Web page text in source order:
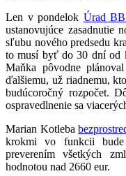
Len v pondelok Úrad
ustanovujúce zasadnutie
sľubu nového predsedu
to musí byť do 30 dní od
Maňka pôvodne
ďalšiemu, už riadnemu,
budúcoročný rozpočet.
ospravedlnenie sa
Marian Kotleba
krokmi vo funkcii bude
preverením všetkých
hodnotou nad 2660 eur.